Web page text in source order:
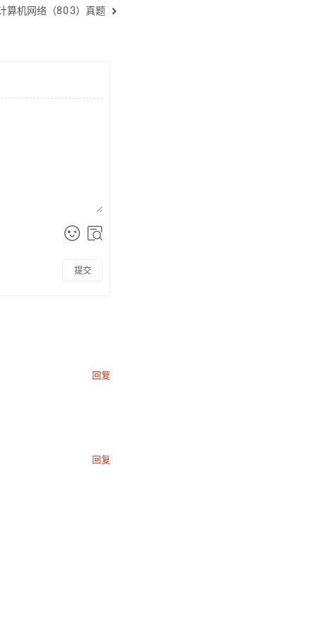
算机网络（803）真题
提交
回复
回复